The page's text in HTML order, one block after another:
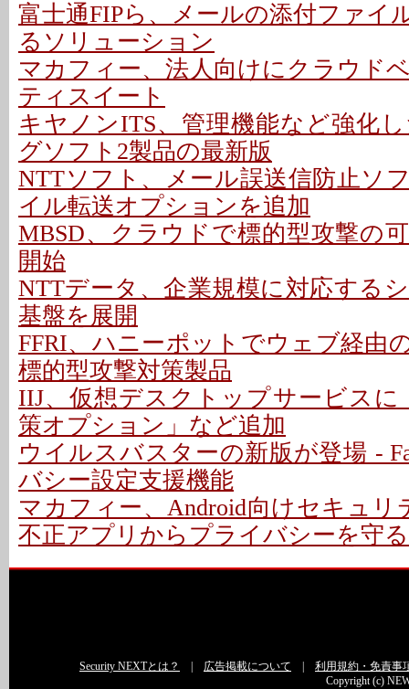
富士通FIPら、メールの添付ファイ
るソリューション
マカフィー、法人向けにクラウド
ティスイート
キヤノンITS、管理機能など強化
グソフト2製品の最新版
NTTソフト、メール誤送信防止ソ
イル転送オプションを追加
MBSD、クラウドで標的型攻撃の
開始
NTTデータ、企業規模に対応する
基盤を展開
FFRI、ハニーポットでウェブ経由
標的型攻撃対策製品
IIJ、仮想デスクトップサービスに
策オプション」など追加
ウイルスバスターの新版が登場 -
バシー設定支援機能
マカフィー、Android向けセキュリ
不正アプリからプライバシーを守
Security NEXTとは？ 広告掲載について
利用規約・免責事
Copyright (c)